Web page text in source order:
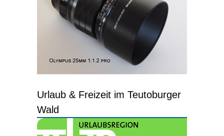
Urlaub & Freizeit im Teutoburger
Wald